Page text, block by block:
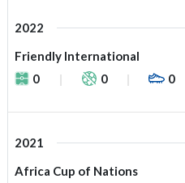
2022
Friendly International
0
0 0
2021
Africa Cup of Nations